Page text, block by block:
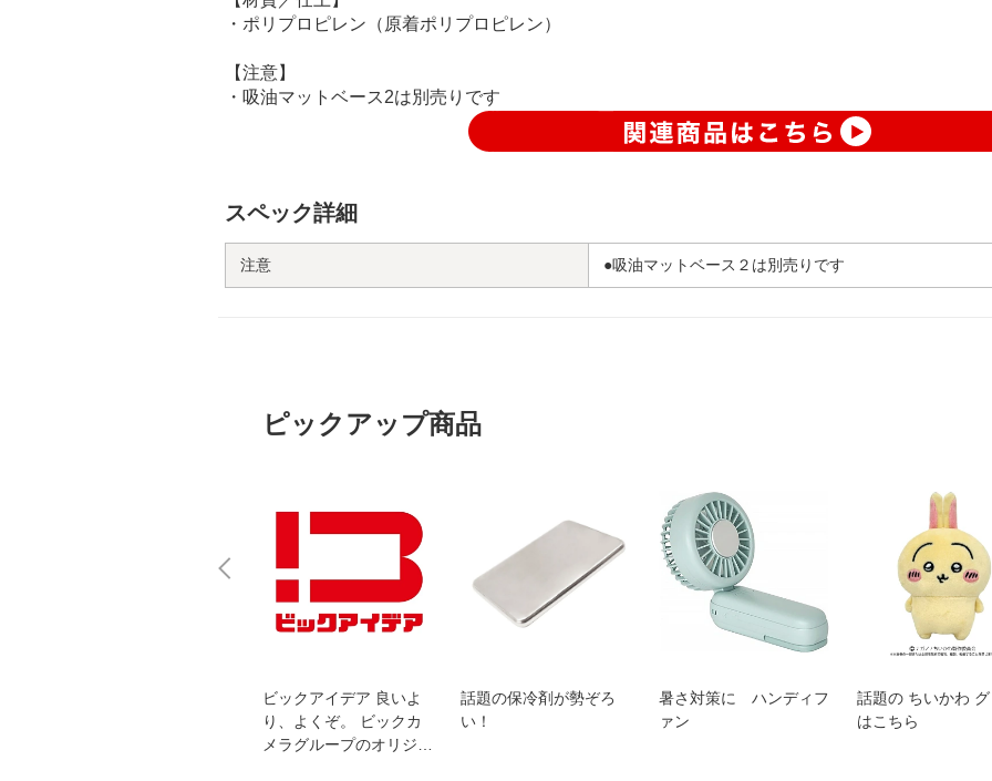
・ポリプロピレン（原着ポリプロピレン）
【注意】
・吸油マットベース2は別売りです
スペック詳細
注意 ●吸油マットベース２は別売りです
ピックアップ商品
ビックアイデア 良いよ
り、よくぞ。 ビックカ
メラグループのオリジナ
話題の保冷剤が勢ぞろ
い！
暑さ対策に ハンディフ
ァン
話題の ちいかわ
はこちら